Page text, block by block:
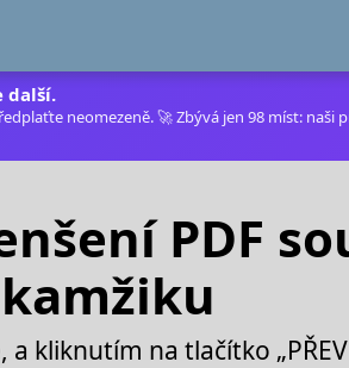
další.
neomezeně. 🚀 Zbývá jen 98 míst: naši
PDF
kliknutím na tlačítko